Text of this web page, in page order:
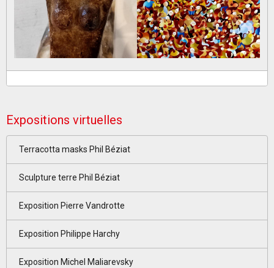
Expositions virtuelles
Terracotta masks Phil Béziat
Sculpture terre Phil Béziat
Exposition Pierre Vandrotte
Exposition Philippe Harchy
Exposition Michel Maliarevsky